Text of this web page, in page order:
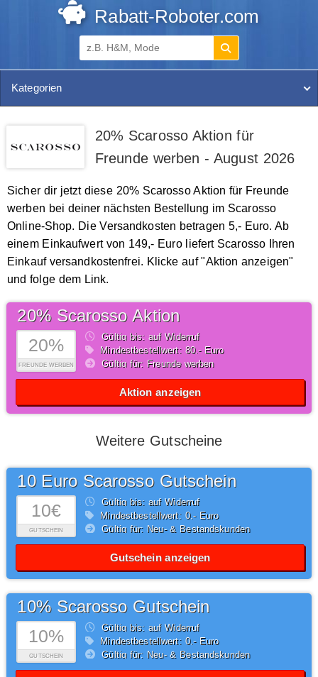
Rabatt-Roboter.com
Kategorien
20% Scarosso Aktion für
Freunde werben - August 2026
Sicher dir jetzt diese 20% Scarosso Aktion für Freunde
werben bei deiner nächsten Bestellung im Scarosso
Online-Shop. Die Versandkosten betragen 5,- Euro. Ab
einem Einkaufwert von 149,- Euro liefert Scarosso Ihren
Einkauf versandkostenfrei. Klicke auf "Aktion anzeigen"
und folge dem Link.
20%
FREUNDE WERBEN
20% Scarosso Aktion
Gültig bis: auf Widerruf
Mindestbestellwert: 80,- Euro
Gültig für: Freunde werben
Aktion anzeigen
Weitere Gutscheine
10€
GUTSCHEIN
10 Euro Scarosso Gutschein
Gültig bis: auf Widerruf
Mindestbestellwert: 0,- Euro
Gültig für: Neu- & Bestandskunden
Gutschein anzeigen
10%
GUTSCHEIN
10% Scarosso Gutschein
Gültig bis: auf Widerruf
Mindestbestellwert: 0,- Euro
Gültig für: Neu- & Bestandskunden